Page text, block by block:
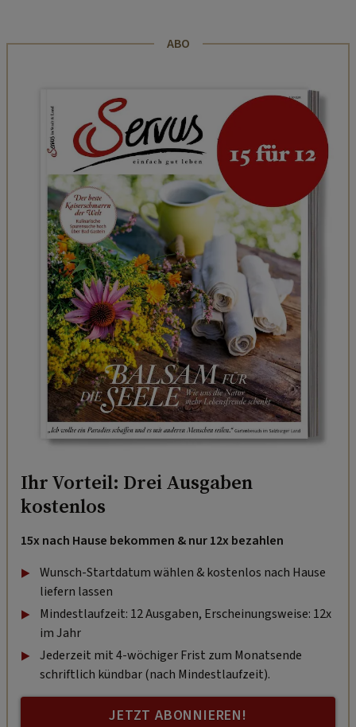
ABO
Ihr Vorteil: Drei Ausgaben
kostenlos
15x nach Hause bekommen & nur 12x bezahlen
Wunsch-Startdatum wählen & kostenlos nach Hause
liefern lassen
Mindestlaufzeit: 12 Ausgaben, Erscheinungsweise: 12x
im Jahr
Jederzeit mit 4-wöchiger Frist zum Monatsende
schriftlich kündbar (nach Mindestlaufzeit).
JETZT ABONNIEREN!